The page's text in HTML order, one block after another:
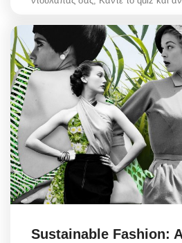
Sustainable Fashion: